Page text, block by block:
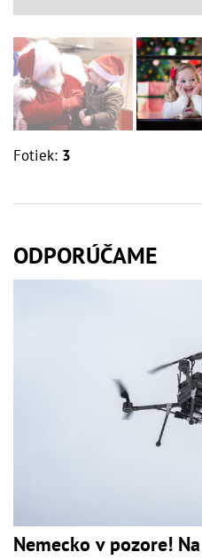
Fotiek: 3
ODPORÚČAME
Nemecko v pozore!